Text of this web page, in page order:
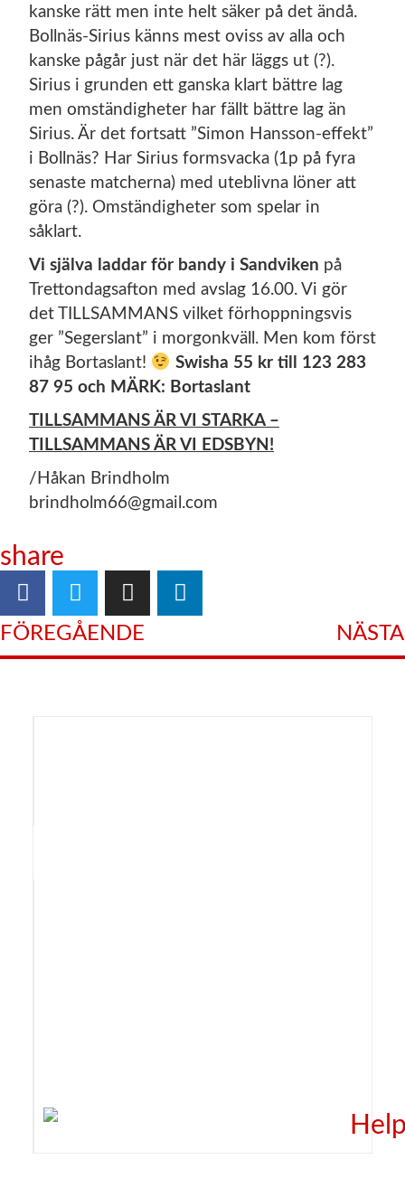
kanske rätt men inte helt säker på det ändå.
Bollnäs-Sirius känns mest oviss av alla och
kanske pågår just när det här läggs ut (?).
Sirius i grunden ett ganska klart bättre lag
men omständigheter har fällt bättre lag än
Sirius. Är det fortsatt ”Simon Hansson-effekt”
i Bollnäs? Har Sirius formsvacka (1p på fyra
senaste matcherna) med uteblivna löner att
göra (?). Omständigheter som spelar in
såklart.
Vi själva laddar för bandy i Sandviken på
Trettondagsafton med avslag 16.00. Vi gör
det TILLSAMMANS vilket förhoppningsvis
ger ”Segerslant” i morgonkväll. Men kom först
ihåg Bortaslant!
Swisha 55 kr till 123 283
87 95 och MÄRK: Bortaslant
TILLSAMMANS ÄR VI STARKA –
TILLSAMMANS ÄR VI EDSBYN!
/Håkan Brindholm
brindholm66@gmail.com
share
FÖREGÅENDE NÄSTA